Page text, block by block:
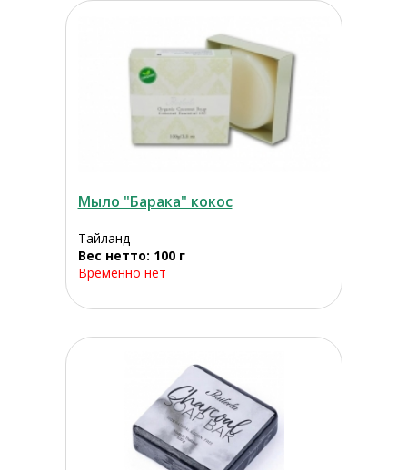
Мыло "Барака" кокос
Тайланд
Вес нетто: 100 г
Временно нет